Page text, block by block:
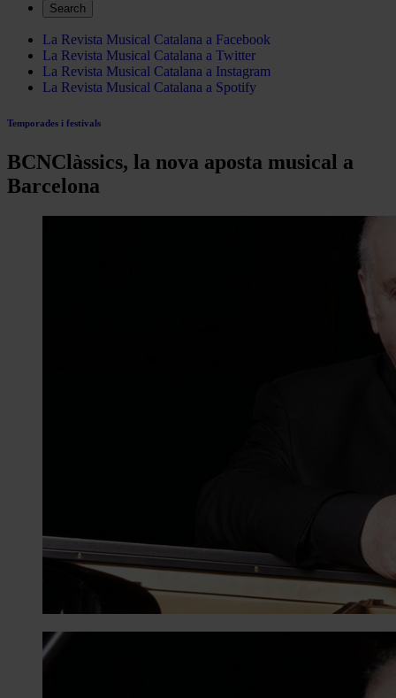
Search
La Revista Musical Catalana a Facebook
La Revista Musical Catalana a Twitter
La Revista Musical Catalana a Instagram
La Revista Musical Catalana a Spotify
Temporades i festivals
BCNClàssics, la nova aposta musical a
Barcelona